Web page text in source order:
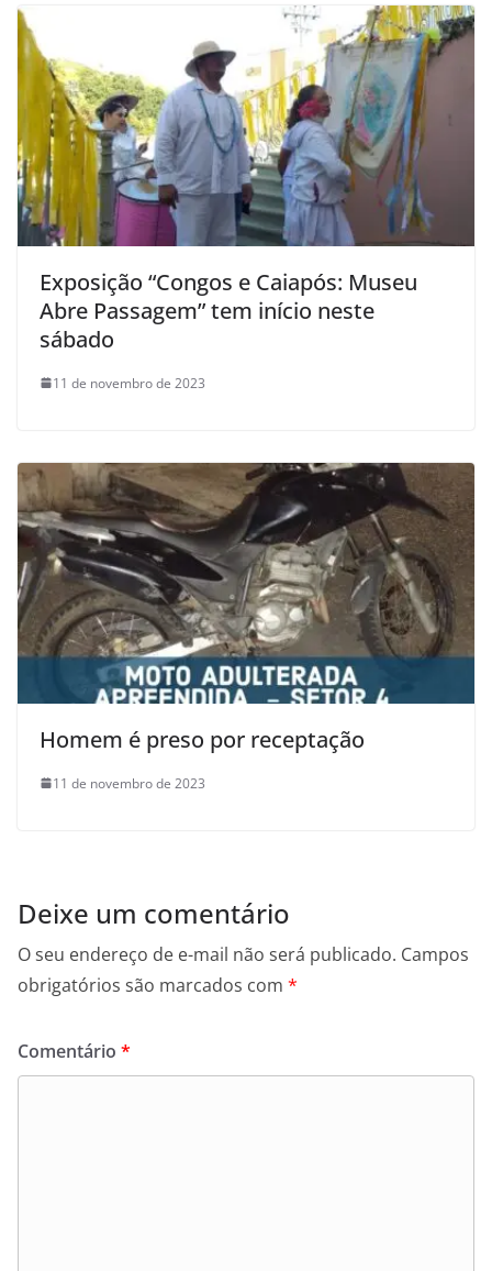
Exposição “Congos e Caiapós: Museu
Abre Passagem” tem início neste
sábado
11 de novembro de 2023
Homem é preso por receptação
11 de novembro de 2023
Deixe um comentário
O seu endereço de e-mail não será publicado. Campos
obrigatórios são marcados com *
Comentário *